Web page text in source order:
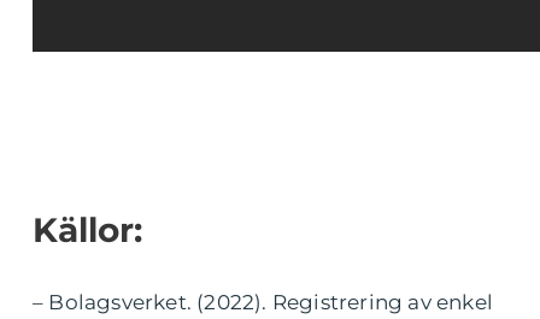
Källor:
– Bolagsverket. (2022). Registrering av enkel